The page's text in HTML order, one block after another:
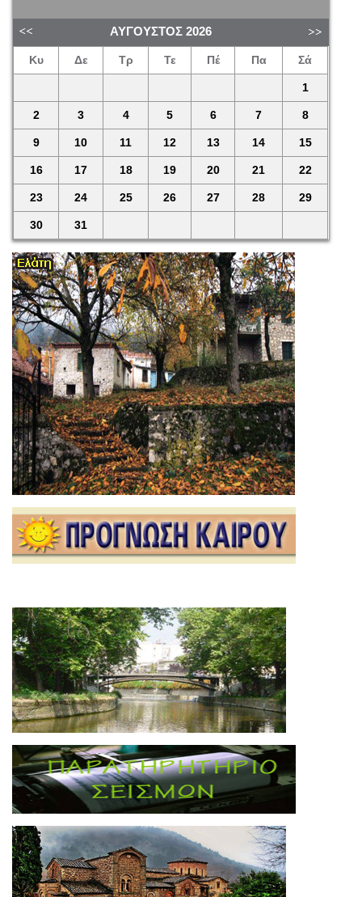
ΑΎΓΟΥΣΤΟΣ 2026
Κυ Δε Τρ Τε Πέ Πα Σά
1
2 3 4 5 6 7 8
9 10 11 12 13 14 15
16 17 18 19 20 21 22
23 24 25 26 27 28 29
30 31